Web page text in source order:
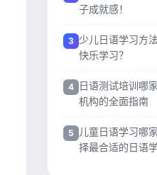
子成就感！
少儿日语学习方
快乐学习？
日语测试培训哪
机构的全面指南
儿童日语学习哪
择最合适的日语